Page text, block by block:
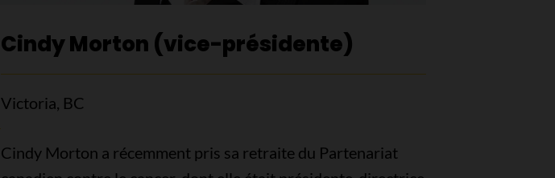
Cindy Morton (vice-présidente)
Victoria, BC
Cindy Morton a récemment pris sa retraite du Partenariat